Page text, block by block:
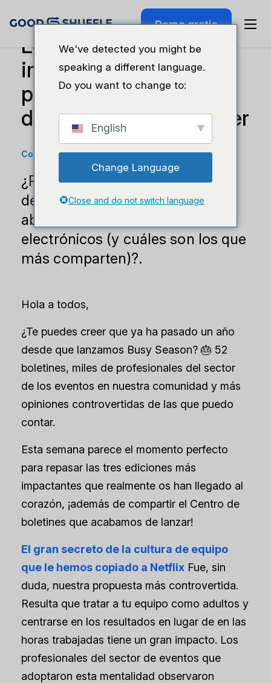
Demo gratis
Los tres boletines
informativos que todo
profesional del sector
de los eventos debe leer
Consejos empresariales·14 de julio de 2025
¿Por qué miles de profesionales
del sector de los eventos siguen
abriendo estos correos
electrónicos (y cuáles son los que
más comparten)?.
Hola a todos,
¿Te puedes creer que ya ha pasado un año
desde que lanzamos Busy Season? 🎂 52
boletines, miles de profesionales del sector
de los eventos en nuestra comunidad y más
opiniones controvertidas de las que puedo
contar.
Esta semana parece el momento perfecto
para repasar las tres ediciones más
impactantes que realmente os han llegado al
corazón, ¡además de compartir el Centro de
boletines que acabamos de lanzar!
El gran secreto de la cultura de equipo
que le hemos copiado a Netflix Fue, sin
duda, nuestra propuesta más controvertida.
Resulta que tratar a tu equipo como adultos y
centrarse en los resultados en lugar de en las
horas trabajadas tiene un gran impacto. Los
profesionales del sector de eventos que
adoptaron esta mentalidad observaron
We've detected you might be
speaking a different language.
Do you want to change to:
English
Change Language
Close and do not switch language